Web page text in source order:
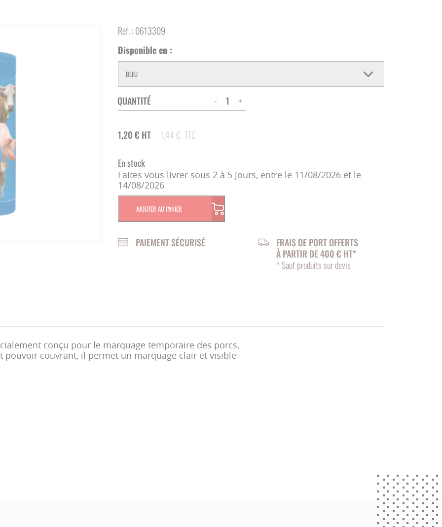
Ref. :0613309
Disponible en :
QUANTITÉ - +
1,20€ HT 1,44 € TTC
En stock
Faites vous livrer sous 2 à 5 jours, entre le 11/08/2026 et le
14/08/2026
AJOUTER AU PANIER
PAIEMENT SÉCURISÉ
FRAIS DE PORT OFFERTS
À PARTIR DE 400 € HT*
* Sauf produits sur devis
conçu pour le marquage temporaire des porcs,
pouvoir couvrant, il permet un marquage clair et visible